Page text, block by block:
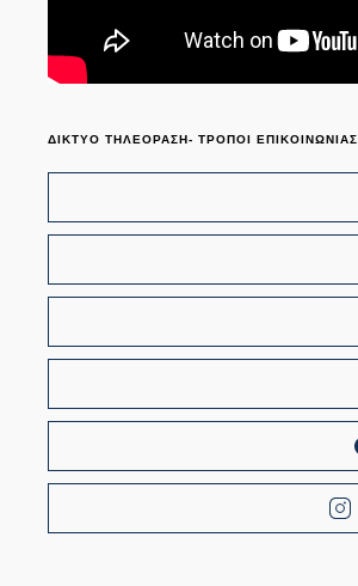
ΔΙΚΤΥΟ ΤΗΛΕΟΡΑΣΗ- ΤΡΟΠΟΙ ΕΠΙΚΟΙΝΩΝΙΑΣ